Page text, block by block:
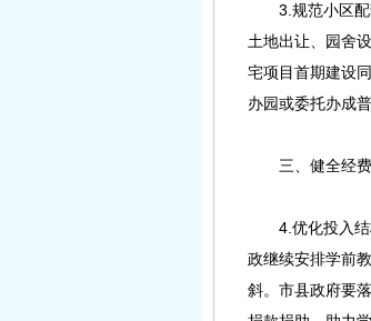
3.规范小区配套
土地出让、园舍
宅项目首期建设
办园或委托办成
三、健全经费
4.优化投入结
政继续安排学前
斜。市县政府要